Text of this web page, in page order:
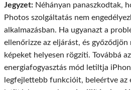
Jegyzet: Néhányan panaszkodtak,
Photos szolgáltatás nem
alkalmazásban. Ha ugyanazt a
ellenőrizze az eljárást, és győződjön
képeket helyesen rögzíti. Továbbá
energiafogyasztás mód letiltja
legfejlettebb funkcióit, beleértve az